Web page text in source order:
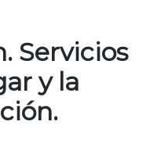
Servicios
y la